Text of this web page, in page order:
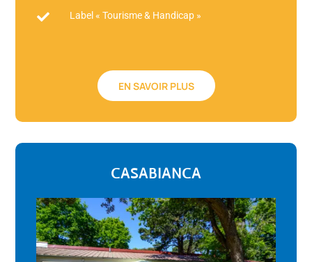
 Label « Tourisme & Handicap »
EN SAVOIR PLUS
CASABIANCA